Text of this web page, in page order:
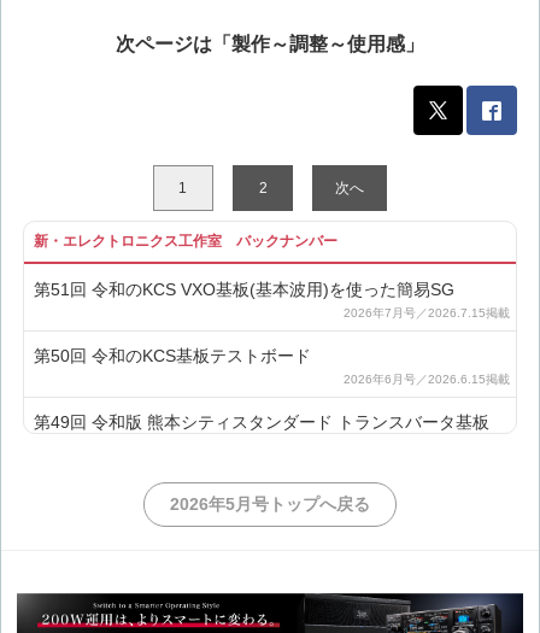
次ページは「製作～調整～使用感」
1 2 次へ
新・エレクトロニクス工作室 バックナンバー
第51回 令和のKCS VXO基板(基本波用)を使った簡易SG
第50回 令和のKCS基板テストボード
第49回 令和版 熊本シティスタンダード トランスバータ基板
第48回 令和のKCS VXO基板(逓倍用)を使った簡易SG
第46回 令和版 熊本シティスタンダードSSBジェネレータ
2026年5月号トップへ戻る